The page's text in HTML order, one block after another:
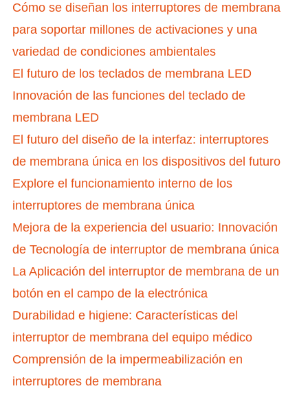
Cómo se diseñan los interruptores de membrana
para soportar millones de activaciones y una
variedad de condiciones ambientales
El futuro de los teclados de membrana LED
Innovación de las funciones del teclado de
membrana LED
El futuro del diseño de la interfaz: interruptores
de membrana única en los dispositivos del futuro
Explore el funcionamiento interno de los
interruptores de membrana única
Mejora de la experiencia del usuario: Innovación
de Tecnología de interruptor de membrana única
La Aplicación del interruptor de membrana de un
botón en el campo de la electrónica
Durabilidad e higiene: Características del
interruptor de membrana del equipo médico
Comprensión de la impermeabilización en
interruptores de membrana